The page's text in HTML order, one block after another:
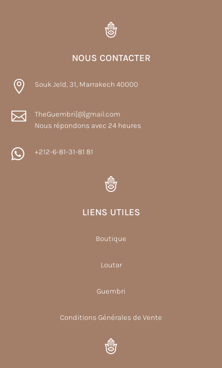
NOUS CONTACTER
 Souk Jeld, 31, Marrakech 40000

TheGuembri[@]gmail.com
Nous répondons avec 24 heures
 +212-6-81-31-81 81
LIENS UTILES
Boutique
Loutar
Guembri
Conditions Générales de Vente